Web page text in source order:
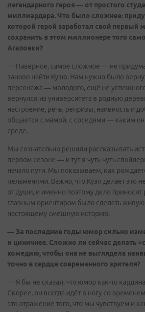
легендарного героя — от простого
миллиардера. Что было сложнее:
которой герой заработал свой первый
сохранить в этом миллионере того
Агаповки?
— Наверное, самое сложное — не
заново найти Кузю. Нам нужно было
персонажа — молодого, ещё не
вернулся из университета в родную
настроение, речь, репризы, наивность и
общается с мамой, с соседями — каким он
среде.
Мы сознательно решили рассказывать
первом сезоне — и тут я чуть-чуть
начало пути. Мы показываем, как
пельменями. Важно, что Кузя делает это
от души, и именно поэтому дело приносит
главным ориентиром было сделать
настоящему смешную историю.
— За последние годы юмор сильно
и циничнее. Сложно ли сейчас делать
комедию, чтобы она не выглядела
точно в сердце современного зрителя?
— Я бы не сказал, что юмор как-то
Скорее, он всегда идёт в ногу со
это отражение того, что мы чувствуем и